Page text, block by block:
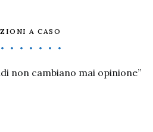
A CASO
non cambiano mai opinione”